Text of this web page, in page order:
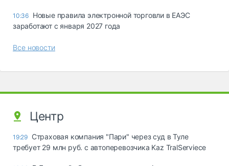
10:36 Новые правила электронной торговли в ЕАЭС
заработают с января 2027 года
Все новости
Центр
19:29 Страховая компания "Пари" через суд в Туле
требует 29 млн руб. с автоперевозчика Kaz TralServiece